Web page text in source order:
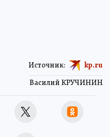
Василий КРУЧИНИН
Источник: kp.ru